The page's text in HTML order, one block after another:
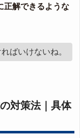
正解できるような
ばいけないね。
対策法｜具体